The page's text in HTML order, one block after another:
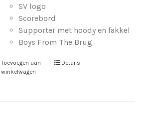
SV logo
Scorebord
Supporter met hoody en fakkel
Boys From The Brug
Toevoegen aan
winkelwagen
Details